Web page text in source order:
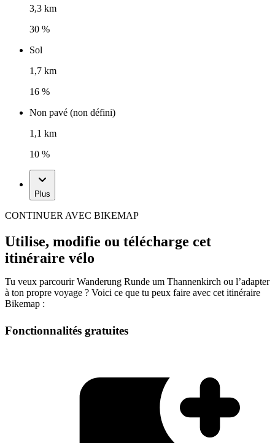
3,3 km
30 %
Sol
1,7 km
16 %
Non pavé (non défini)
1,1 km
10 %
Plus
CONTINUER AVEC BIKEMAP
Utilise, modifie ou télécharge cet
itinéraire vélo
Tu veux parcourir Wanderung Runde um Thannenkirch ou l’adapter
à ton propre voyage ? Voici ce que tu peux faire avec cet itinéraire
Bikemap :
Fonctionnalités gratuites